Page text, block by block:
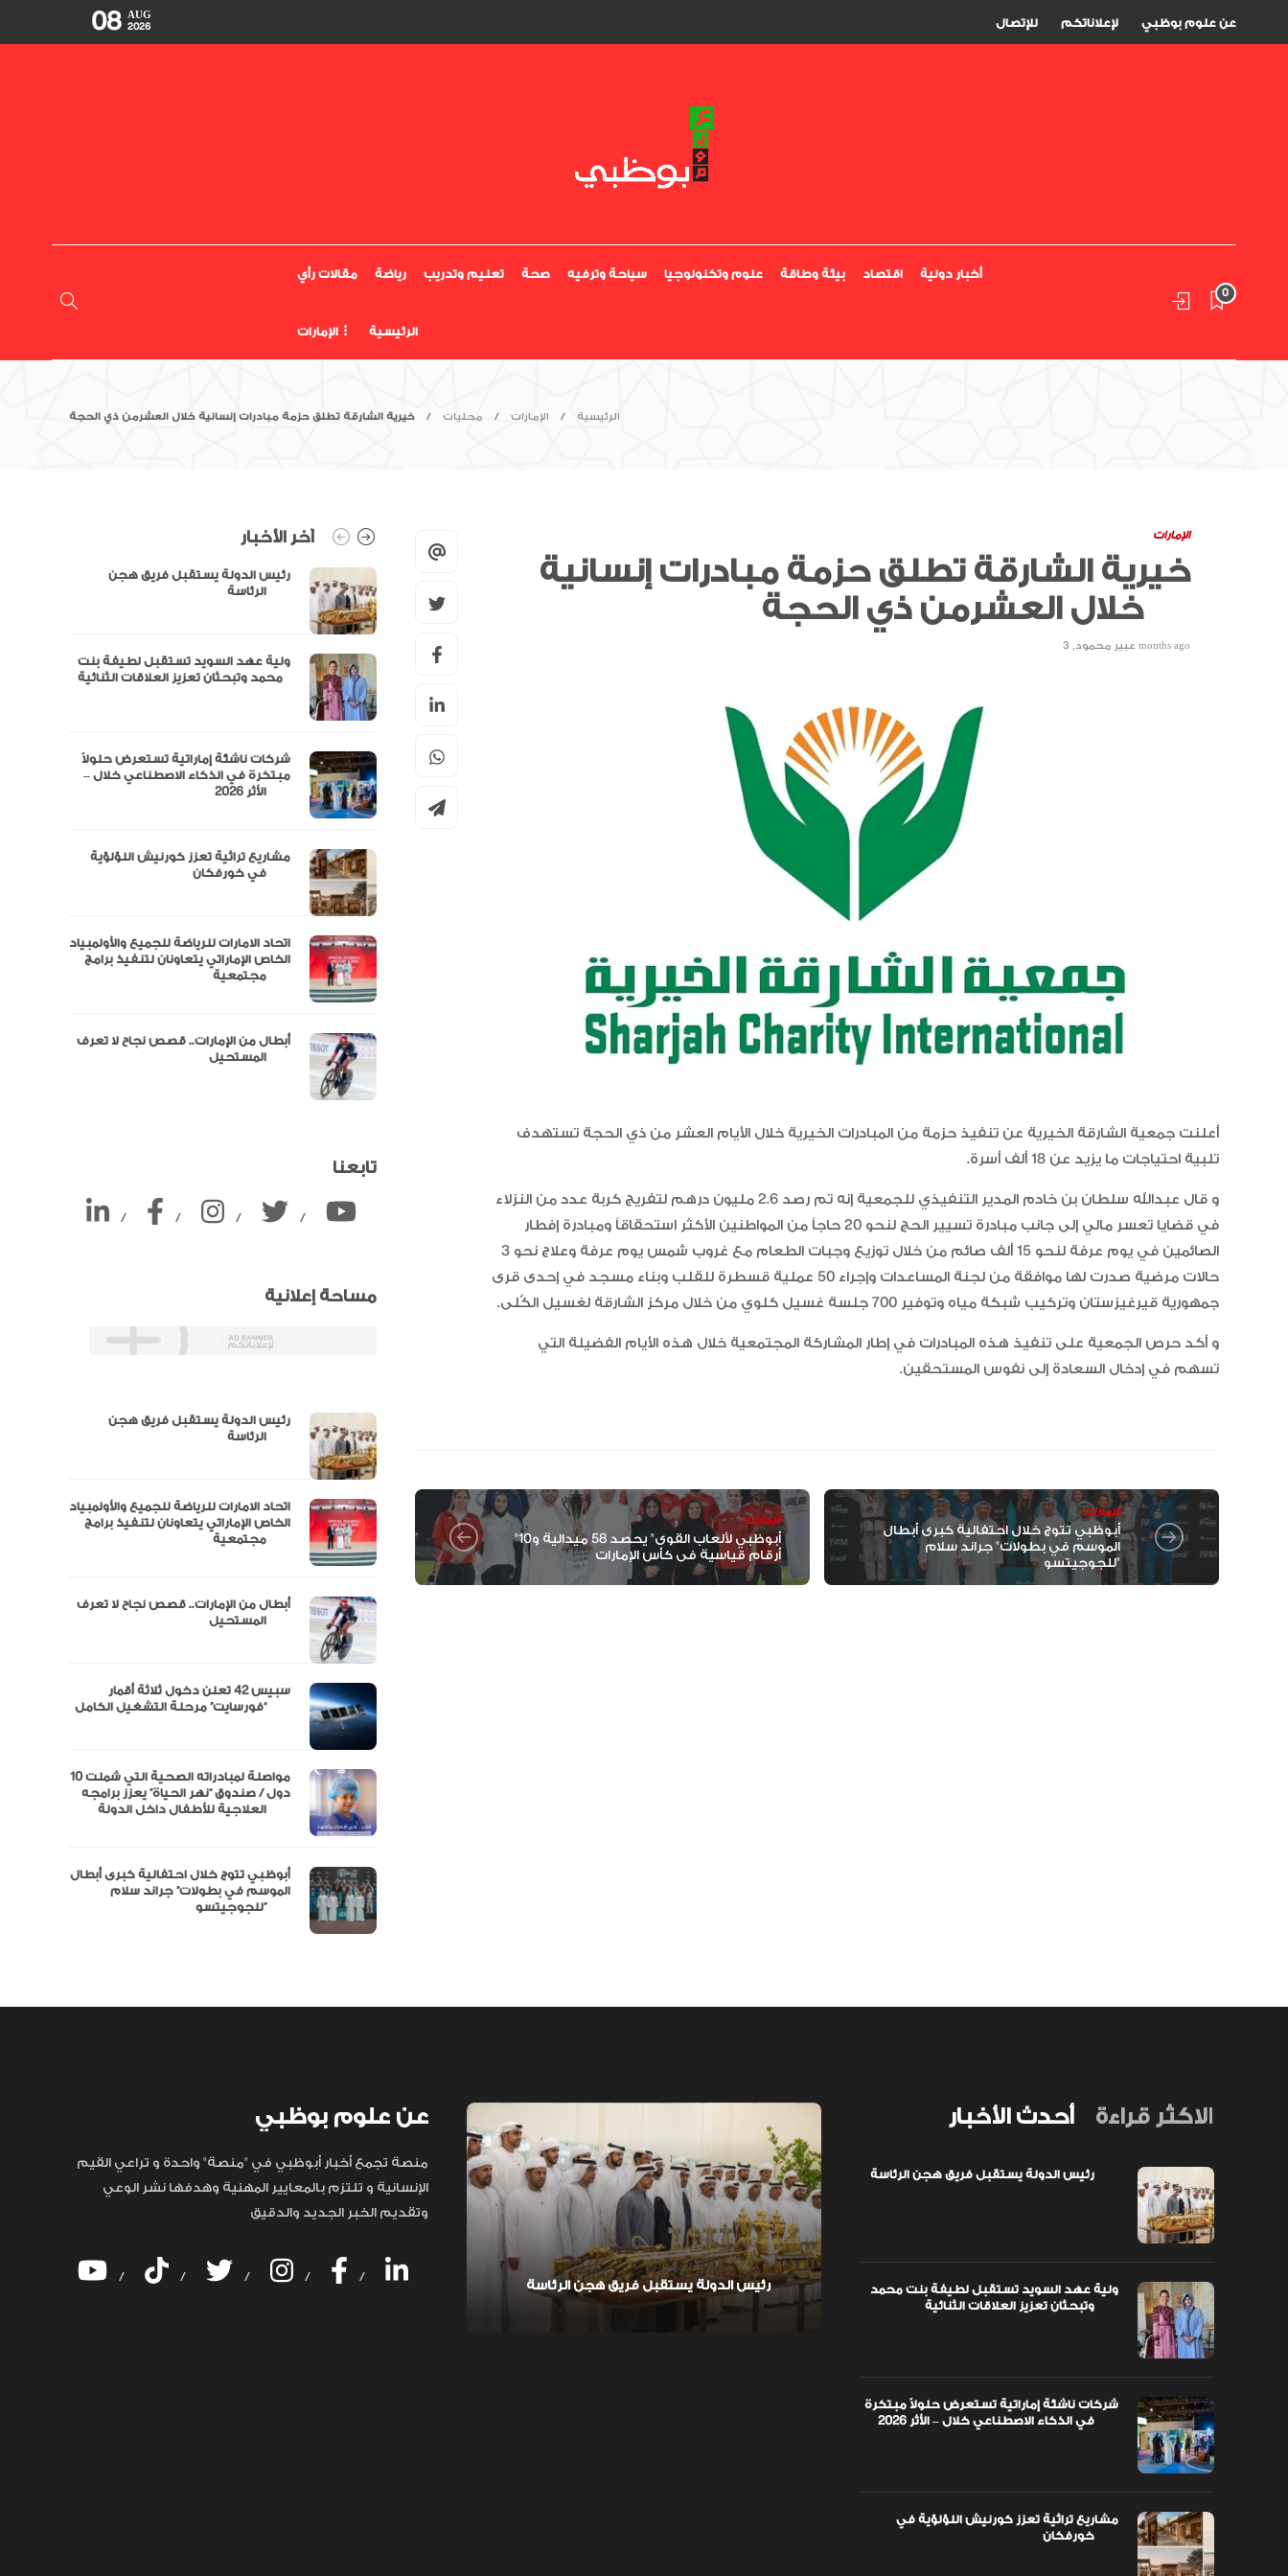
للإتصال لإعلاناتكم عن علوم بوظبي 08 AUG
2026
مقالات رأي رياضة تعليم وتدريب صحة سياحة وترفيه علوم وتكنولوجيا بيئة وطاقة اقتصاد أخبار دولية
الإمارات الرئيسية
0
الرئيسية الإمارات محليات خيرية الشارقة تطلق حزمة مبادرات إنسانية خلال العشرمن ذي الحجة
الإمارات
خيرية الشارقة تطلق حزمة مبادرات إنسانية
خلال العشرمن ذي الحجة
عبير محمود, 3 months ago
أعلنت جمعية الشارقة الخيرية عن تنفيذ حزمة من المبادرات الخيرية خلال الأيام العشر من ذي الحجة تستهدف
تلبية احتياجات ما يزيد عن 18 ألف أسرة.
و قال عبدالله سلطان بن خادم المدير التنفيذي للجمعية إنه تم رصد 2.6 مليون درهم لتفريج كربة عدد من النزلاء
في قضايا تعسر مالي إلى جانب مبادرة تسيير الحج لنحو 20 حاجاً من المواطنين الأكثر استحقاقاً ومبادرة إفطار
الصائمين في يوم عرفة لنحو 15 ألف صائم من خلال توزيع وجبات الطعام مع غروب شمس يوم عرفة وعلاج نحو 3
حالات مرضية صدرت لها موافقة من لجنة المساعدات وإجراء 50 عملية قسطرة للقلب وبناء مسجد في إحدى قرى
جمهورية قيرغيزستان وتركيب شبكة مياه وتوفير 700 جلسة غسيل كلوي من خلال مركز الشارقة لغسيل الكُلى.
و أكد حرص الجمعية على تنفيذ هذه المبادرات في إطار المشاركة المجتمعية خلال هذه الأيام الفضيلة التي
تسهم في إدخال السعادة إلى نفوس المستحقين.
الإمارات
"أبوظبي لألعاب القوى" يحصد 58 ميدالية و10
أرقام قياسية في كأس الإمارات
الإمارات
أبوظبي تتوج خلال احتفالية كبرى أبطال
الموسم في بطولات" جراند سلام
للجوجيتسو"
آخر الأخبار
رئيس الدولة يستقبل فريق هجن
ولية عهد السويد تستقبل لطيفة بنت
شركات ناشئة إماراتية تستعرض حلولاً
مبتكرة في الذكاء الاصطناعي خلال –
مشاريع تراثية تعزز كورنيش اللؤلؤية
اتحاد الامارات للرياضة للجميع والأولمبياد
الخاص الإماراتي يتعاونان لتنفيذ برامج
أبطال من الإمارات.. قصص نجاح لا تعرف
سوق دبي المالي يحصل على اعتراف
هيئة الرقابة على الأسواق المالية
تابعنا
/ / / /
مساحة إعلانية
رئيس الدولة يستقبل فريق هجن
اتحاد الامارات للرياضة للجميع والأولمبياد
الخاص الإماراتي يتعاونان لتنفيذ برامج
أبطال من الإمارات.. قصص نجاح لا تعرف
سبيس 42 تعلن دخول ثلاثة أقمار
“فورسايت” مرحلة التشغيل الكامل
مواصلة لمبادراته الصحية التي شملت 10
دول / صندوق “نهر الحياة” يعزز برامجه
أبوظبي تتوج خلال احتفالية كبرى أبطال
الموسم في بطولات” جراند سلام
للجوجيتسو”
الإمارات ترسخ ريادتها العالمية في اعتماد
الأدوية المبتكرة لتعزيز صحة المجتمع
عن علوم بوظبي
منصة تجمع أخبار أبوظبي في "منصة" واحدة و تراعي القيم
الإنسانية و تلتزم بالمعايير المهنية وهدفها نشر الوعي
وتقديم الخبر الجديد والدقيق
/ / / / /
رئيس الدولة يستقبل فريق هجن الرئاسة
أحدث الأخبار الاكثر قراءة
ولية عهد السويد تستقبل لطيفة بنت محمد
شركات ناشئة إماراتية تستعرض حلولاً مبتكرة
مشاريع تراثية تعزز كورنيش اللؤلؤية في